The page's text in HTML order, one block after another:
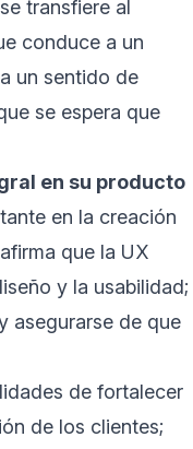
transfiere al
conduce a un
un sentido de
se espera que
en su producto
en la creación
que la UX
y la usabilidad;
asegurarse de que
de fortalecer
de los clientes;